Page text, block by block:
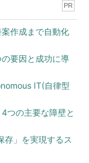
PR
作成まで自動化
要因と成功に導
IT(自律型
つの主要な障壁と
存」を実現するス